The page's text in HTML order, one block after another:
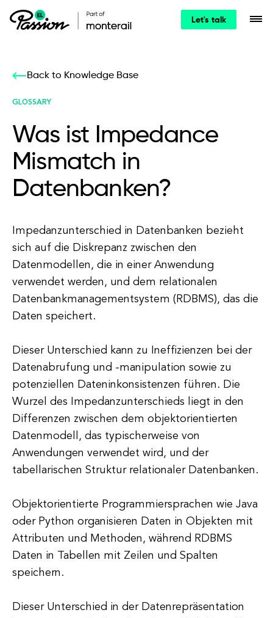
Let's talk
Back to Knowledge Base
GLOSSARY
Was ist Impedance
Mismatch in
Datenbanken?
Impedanzunterschied in Datenbanken bezieht
sich auf die Diskrepanz zwischen den
Datenmodellen, die in einer Anwendung
verwendet werden, und dem relationalen
Datenbankmanagementsystem (RDBMS), das die
Daten speichert.
Dieser Unterschied kann zu Ineffizienzen bei der
Datenabrufung und -manipulation sowie zu
potenziellen Dateninkonsistenzen führen. Die
Wurzel des Impedanzunterschieds liegt in den
Differenzen zwischen dem objektorientierten
Datenmodell, das typischerweise von
Anwendungen verwendet wird, und der
tabellarischen Struktur relationaler Datenbanken.
Objektorientierte Programmiersprachen wie Java
oder Python organisieren Daten in Objekten mit
Attributen und Methoden, während RDBMS
Daten in Tabellen mit Zeilen und Spalten
speichern.
Dieser Unterschied in der Datenrepräsentation